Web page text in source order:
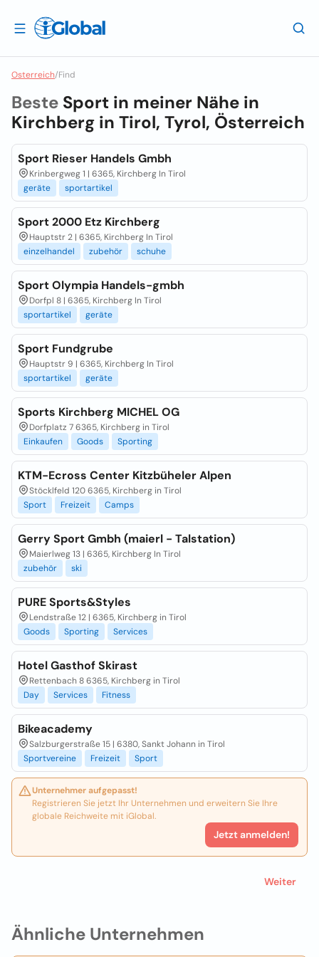
Osterreich/Find
Ähnliche Unternehmen
Beste Sport in meiner Nähe in
Kirchberg in Tirol, Tyrol, Österreich
Sport Rieser Handels Gmbh
Krinbergweg 1 | 6365, Kirchberg In Tirol
geräte
sportartikel
Sport 2000 Etz Kirchberg
Hauptstr 2 | 6365, Kirchberg In Tirol
einzelhandel
zubehör schuhe
Sport Olympia Handels-gmbh
Dorfpl 8 | 6365, Kirchberg In Tirol
sportartikel
geräte
Sport Fundgrube
Hauptstr 9 | 6365, Kirchberg In Tirol
sportartikel
geräte
Sports Kirchberg MICHEL OG
Dorfplatz 7 6365, Kirchberg in Tirol
Einkaufen
Goods Sporting
KTM-Ecross Center Kitzbüheler Alpen
Stöcklfeld 120 6365, Kirchberg in Tirol
Sport
Freizeit Camps
Gerry Sport Gmbh (maierl - Talstation)
Maierlweg 13 | 6365, Kirchberg In Tirol
zubehör
ski
PURE Sports&Styles
Lendstraße 12 | 6365, Kirchberg in Tirol
Goods
Sporting Services
Hotel Gasthof Skirast
Rettenbach 8 6365, Kirchberg in Tirol
Day
Services Fitness
Bikeacademy
Salzburgerstraße 15 | 6380, Sankt Johann in Tirol
Sportvereine
Freizeit Sport
Unternehmer aufgepasst!
Registrieren Sie jetzt Ihr Unternehmen und erweitern Sie Ihre
globale Reichweite mit iGlobal.
Jetzt anmelden!
Weiter